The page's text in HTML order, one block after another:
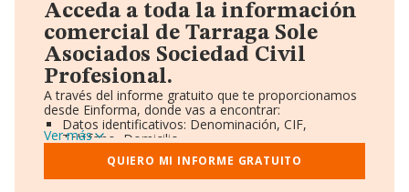
Acceda a toda la información
comercial de Tarraga Sole
Asociados Sociedad Civil
Profesional.
A través del informe gratuito que te proporcionamos
desde Einforma, donde vas a encontrar:
Datos identificativos: Denominación, CIF,
Teléfono, Domicilio.
Informe Mercantil Completo (BORME).
Gráficos de Evolución Ventas y Empleados.
Consejo de Administración y Administradores.
Ver más
QUIERO MI INFORME GRATUITO